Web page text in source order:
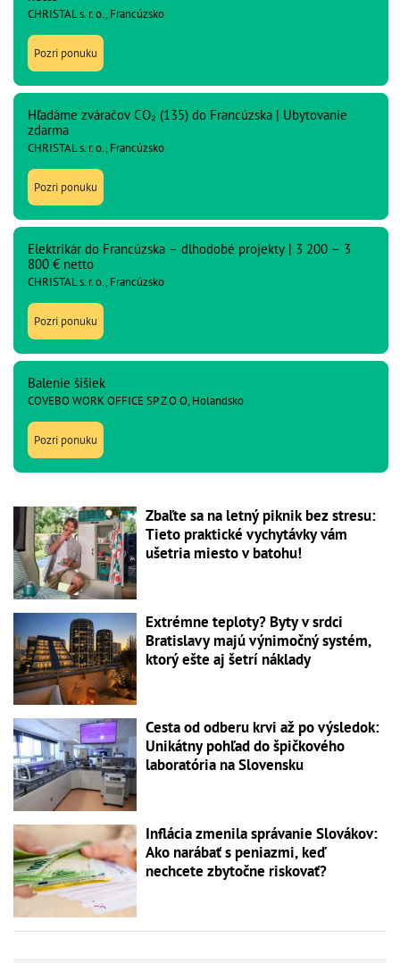
CHRISTAL s. r. o., Francúzsko
Pozri ponuku
Hľadáme zváračov CO₂ (135) do Francúzska | Ubytovanie
zdarma
CHRISTAL s. r. o., Francúzsko
Pozri ponuku
Elektrikár do Francúzska – dlhodobé projekty | 3 200 – 3
800 € netto
CHRISTAL s. r. o., Francúzsko
Pozri ponuku
Balenie šišiek
COVEBO WORK OFFICE SP Z O O, Holandsko
Pozri ponuku
Zbaľte sa na letný piknik bez stresu:
Tieto praktické vychytávky vám
ušetria miesto v batohu!
Extrémne teploty? Byty v srdci
Bratislavy majú výnimočný systém,
ktorý ešte aj šetrí náklady
Cesta od odberu krvi až po výsledok:
Unikátny pohľad do špičkového
laboratória na Slovensku
Inflácia zmenila správanie Slovákov:
Ako narábať s peniazmi, keď
nechcete zbytočne riskovať?